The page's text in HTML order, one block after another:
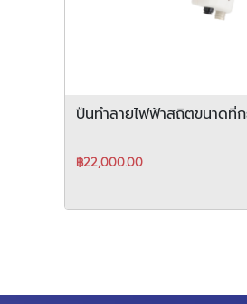
ปืนทำลายไฟฟ้าสถิตขนาดที่
฿22,000.00